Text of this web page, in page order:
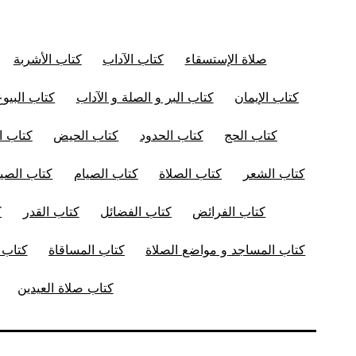
صلاة الإستسقاء كتاب الآداب كتاب الأشربة
كتاب الإيمان كتاب البر و الصلة و الآداب كتاب
كتاب الحج كتاب الحدود كتاب الحيض كتاب
كتاب الشعر كتاب الصلاة كتاب الصيام كتاب
كتاب الفرائض كتاب الفضائل كتاب القدر
كتاب المساجد و مواضع الصلاة كتاب المساقاة كتاب
كتاب صلاة العيدين